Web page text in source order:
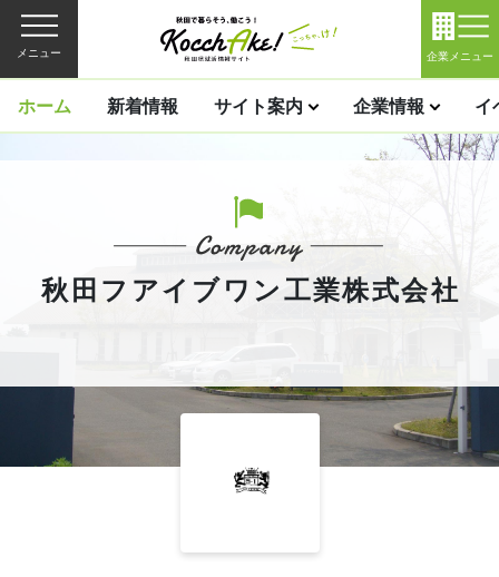
メニュー 企業メニュー
ホーム 新着情報 サイト案内 企業情報 イ
秋田フアイブワン工業株式会社